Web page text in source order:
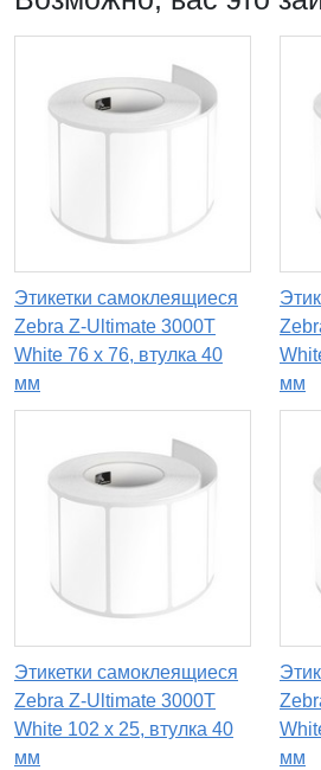
Этикетки самоклеящиеся
Zebra Z-Ultimate 3000T
White 76 x 76, втулка 40
мм
мм
Этикетки самоклеящиеся
Zebra Z-Ultimate 3000T
White 102 x 25, втулка 40
мм
мм